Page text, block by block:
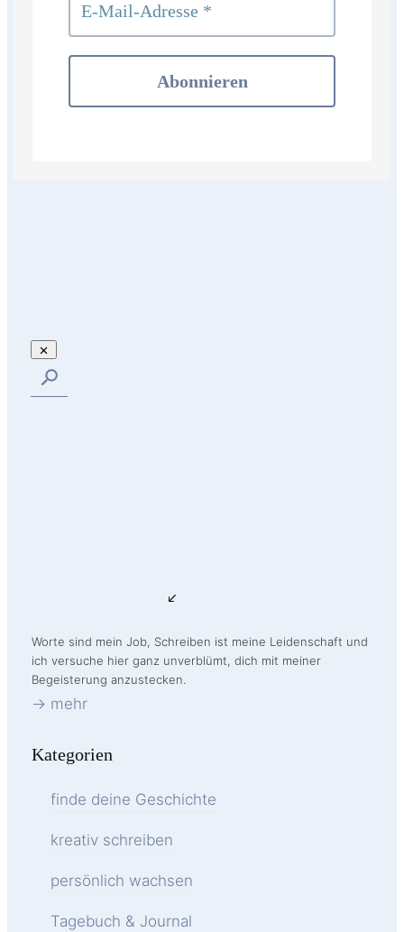
Worte sind mein Job, Schreiben ist meine Leidenschaft und
ich versuche hier ganz unverblümt, dich mit meiner
Begeisterung anzustecken.
-> mehr
Kategorien
finde deine Geschichte
kreativ schreiben
persönlich wachsen
Tagebuch & Journal